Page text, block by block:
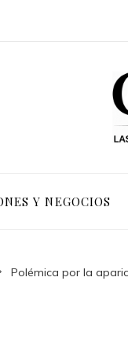
Y NEGOCIOS
Polémica por la